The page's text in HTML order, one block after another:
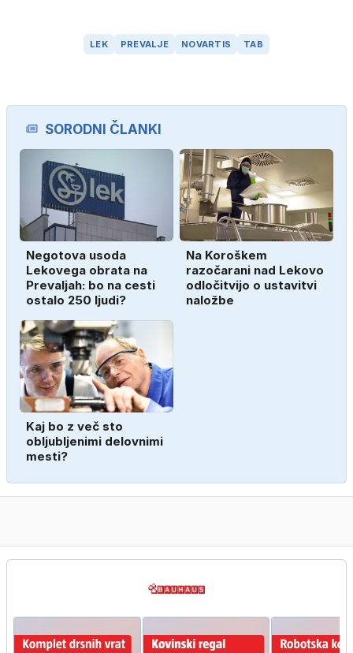
LEK PREVALJE NOVARTIS TAB
SORODNI ČLANKI
Negotova usoda
Lekovega obrata na
Prevaljah: bo na cesti
ostalo 250 ljudi?
Na Koroškem
razočarani nad Lekovo
odločitvijo o ustavitvi
naložbe
Kaj bo z več sto
obljubljenimi delovnimi
mesti?